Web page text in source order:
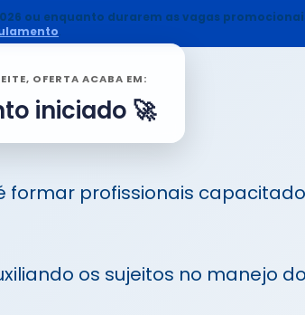
ou enquanto durarem as vagas
.
OFERTA ACABA EM:
iniciado 🚀
formar profissionais
os sujeitos no manejo